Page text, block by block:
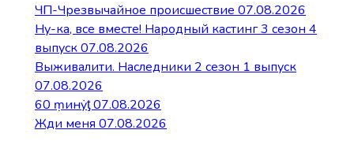
ЧП-Чрезвычайное происшествие 07.08.2026
Ну-ка, все вместе! Народный кастинг 3 сезон 4
выпуск 07.08.2026
Выживалити. Наследники 2 сезон 1 выпуск
07.08.2026
60 ṃинẏƫ 07.08.2026
Жди меня 07.08.2026